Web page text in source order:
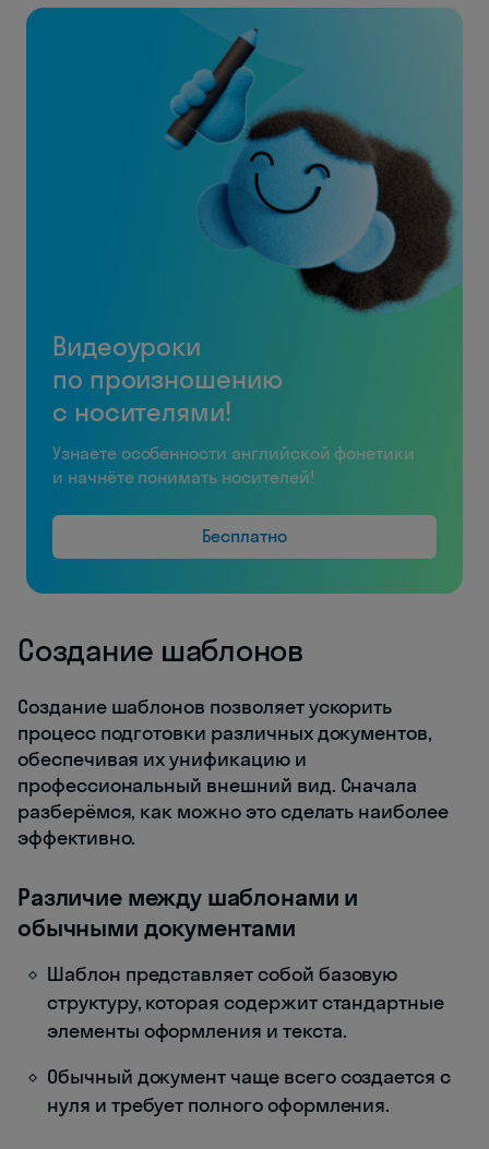
Видеоуроки
по произношению
с носителями!
Узнаете особенности английской фонетики
и начнёте понимать носителей!
Бесплатно
Создание шаблонов
Создание шаблонов позволяет ускорить
процесс подготовки различных документов,
обеспечивая их унификацию и
профессиональный внешний вид. Сначала
разберёмся, как можно это сделать наиболее
эффективно.
Различие между шаблонами и
обычными документами
Шаблон представляет собой базовую
структуру, которая содержит стандартные
элементы оформления и текста.
Обычный документ чаще всего создается с
нуля и требует полного оформления.